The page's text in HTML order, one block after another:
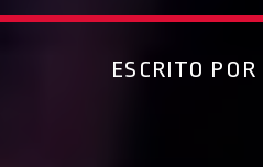
ESCRITO POR